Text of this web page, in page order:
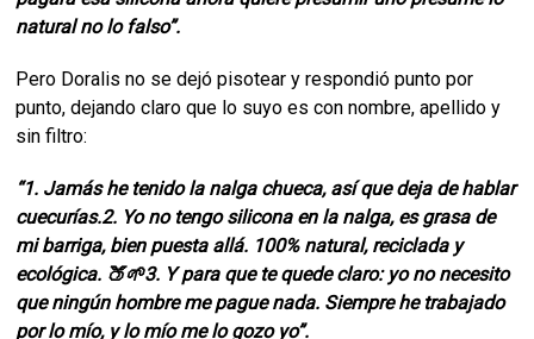
natural no lo falso”.
Pero Doralis no se dejó pisotear y respondió punto por
punto, dejando claro que lo suyo es con nombre, apellido y
sin filtro:
“1. Jamás he tenido la nalga chueca, así que deja de hablar
cuecurías.2. Yo no tengo silicona en la nalga, es grasa de
mi barriga, bien puesta allá. 100% natural, reciclada y
ecológica. 🍑🌱3. Y para que te quede claro: yo no necesito
que ningún hombre me pague nada. Siempre he trabajado
por lo mío, y lo mío me lo gozo yo”.